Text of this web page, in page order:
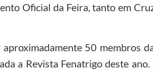
Oficial da Feira, tanto em
50 membros
a Revista Fenatrigo deste